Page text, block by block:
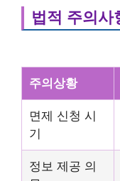
법적 주의사
주의상황
면제 신청 시
기
정보 제공 의